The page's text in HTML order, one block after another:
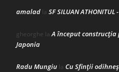
amalad la SF SILUAN ATHONITUL
gheorghe laA început
Japonia
Radu Mungiu la Cu Sfinții